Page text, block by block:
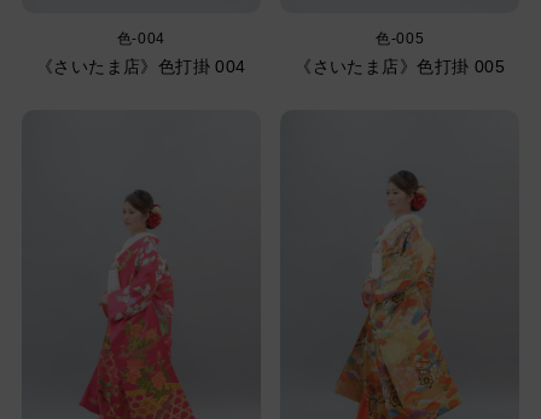
色-004
《さいたま店》色打掛 004
色-005
《さいたま店》色打掛 005